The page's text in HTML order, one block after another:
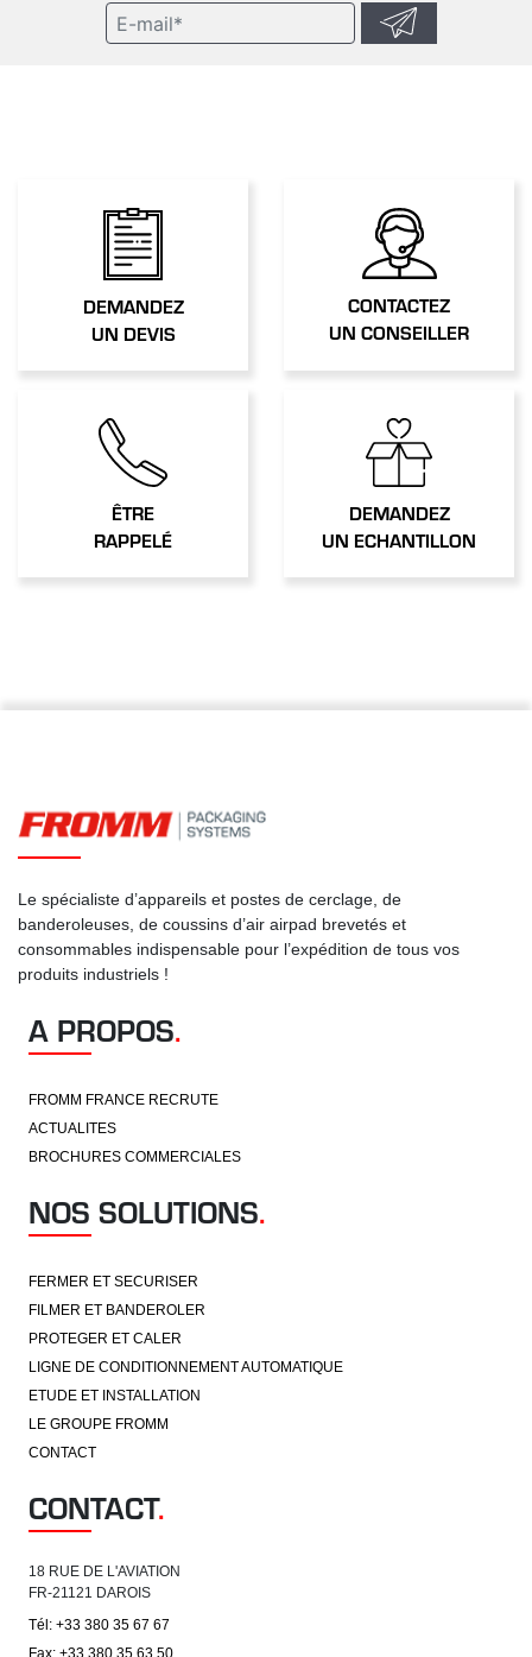
DEMANDEZ
UN DEVIS
CONTACTEZ
UN CONSEILLER
ÊTRE
RAPPELÉ
DEMANDEZ
UN ECHANTILLON
Le spécialiste d’appareils et postes de cerclage, de
banderoleuses, de coussins d’air airpad brevetés et
consommables indispensable pour l’expédition de tous vos
produits industriels !
A PROPOS.
FROMM FRANCE RECRUTE
ACTUALITES
BROCHURES COMMERCIALES
NOS SOLUTIONS.
FERMER ET SECURISER
FILMER ET BANDEROLER
PROTEGER ET CALER
LIGNE DE CONDITIONNEMENT AUTOMATIQUE
ETUDE ET INSTALLATION
LE GROUPE FROMM
CONTACT
CONTACT.
18 RUE DE L'AVIATION
FR-21121 DAROIS
Tél: +33 380 35 67 67